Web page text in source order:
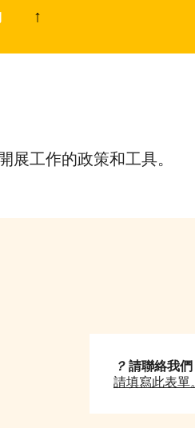
↑
工作的政策和工具。
？ 請聯絡我們
請填寫此表單。